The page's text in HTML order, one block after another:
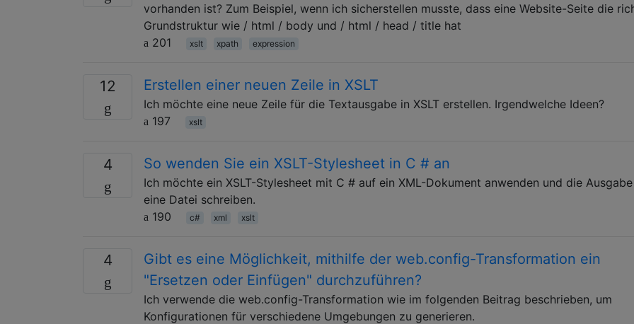
vorhanden ist? Zum Beispiel, wenn ich sicherstellen musste, dass eine Website-Seite die
Grundstruktur wie / html / body und / html / head / title hat
201
xslt xpath expression
12 Erstellen einer neuen Zeile in XSLT
Ich möchte eine neue Zeile für die Textausgabe in XSLT erstellen. Irgendwelche Ideen?
197
xslt
4 So wenden Sie ein XSLT-Stylesheet in C # an
Ich möchte ein XSLT-Stylesheet mit C # auf ein XML-Dokument anwenden und die
eine Datei schreiben.
190
c# xml xslt
4
Gibt es eine Möglichkeit, mithilfe der web.config-Transformation ein
"Ersetzen oder Einfügen" durchzuführen?
Ich verwende die web.config-Transformation wie im folgenden Beitrag beschrieben, um
Konfigurationen für verschiedene Umgebungen zu generieren.